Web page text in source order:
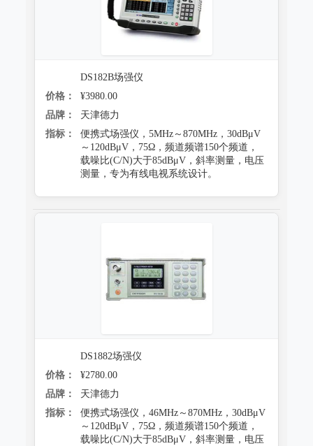
DS182B场强仪
价格：
¥3980.00
品牌：
天津德力
指标：
便携式场强仪，5MHz～870MHz，30dBμV
～120dBμV，75Ω，频道频谱150个频道，
载噪比(C/N)大于85dBμV，斜率测量，电压
测量，专为有线电视系统设计。
DS1882场强仪
价格：
¥2780.00
品牌：
天津德力
指标：
便携式场强仪，46MHz～870MHz，30dBμV
～120dBμV，75Ω，频道频谱150个频道，
载噪比(C/N)大于85dBμV，斜率测量，电压